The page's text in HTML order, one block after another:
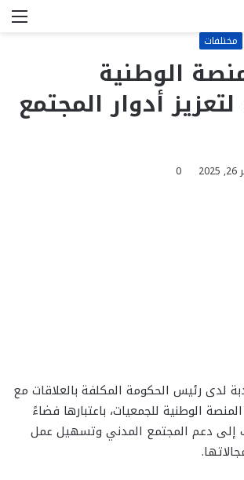
مختلفات
الوطنية
أدوار المجتمع
0
لدى رئيس الحكومة المكلفة بالعلاقات مع
الوطنية للجمعيات، باعتبارها فضاءً
إلى دعم المجتمع المدني وتسهيل عمل